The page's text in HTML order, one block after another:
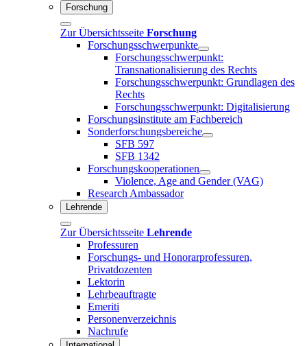
Forschung
Zur Übersichtsseite Forschung
Forschungsschwerpunkte
Forschungsschwerpunkt:
Transnationalisierung des Rechts
Forschungsschwerpunkt: Grundlagen des
Rechts
Forschungsschwerpunkt: Digitalisierung
Forschungsinstitute am Fachbereich
Sonderforschungsbereiche
SFB 597
SFB 1342
Forschungskooperationen
Violence, Age and Gender (VAG)
Research Ambassador
Lehrende
Zur Übersichtsseite Lehrende
Professuren
Forschungs- und Honorarprofessuren,
Privatdozenten
Lektorin
Lehrbeauftragte
Emeriti
Personenverzeichnis
Nachrufe